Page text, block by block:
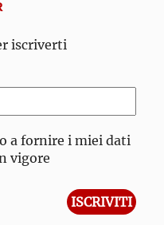
iscriverti
a fornire i miei dati
vigore